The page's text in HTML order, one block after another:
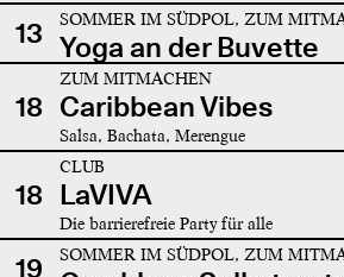
13 SOMMER IM SÜDPOL, ZUM
Yoga an der Buvette
18
ZUM MITMACHEN
Caribbean Vibes
Salsa, Bachata, Merengue
18
CLUB
LaVIVA
Die barrierefreie Party für alle
19 SOMMER IM SÜDPOL, ZUM